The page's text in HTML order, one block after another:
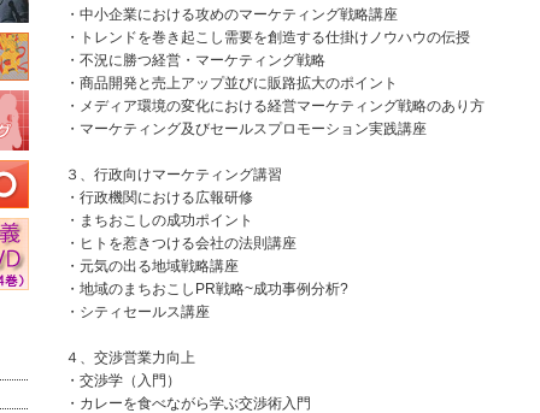
・中小企業における攻めのマーケティング戦略講座
・トレンドを巻き起こし需要を創造する仕掛けノウハウの伝授
・不況に勝つ経営・マーケティング戦略
・商品開発と売上アップ並びに販路拡大のポイント
・メディア環境の変化における経営マーケティング戦略のあり方
・マーケティング及びセールスプロモーション実践講座
３、行政向けマーケティング講習
・行政機関における広報研修
・まちおこしの成功ポイント
・ヒトを惹きつける会社の法則講座
・元気の出る地域戦略講座
・地域のまちおこしPR戦略~成功事例分析?
・シティセールス講座
４、交渉営業力向上
・交渉学（入門）
・カレーを食べながら学ぶ交渉術入門